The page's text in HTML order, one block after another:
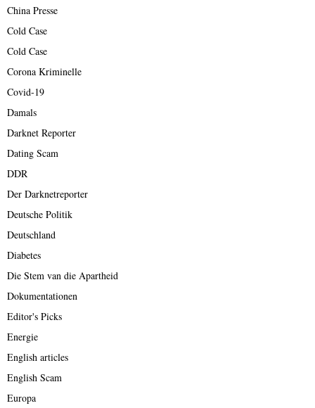
China Presse
Cold Case
Cold Case
Corona Kriminelle
Covid-19
Damals
Darknet Reporter
Dating Scam
DDR
Der Darknetreporter
Deutsche Politik
Deutschland
Diabetes
Die Stem van die Apartheid
Dokumentationen
Editor's Picks
Energie
English articles
English Scam
Europa